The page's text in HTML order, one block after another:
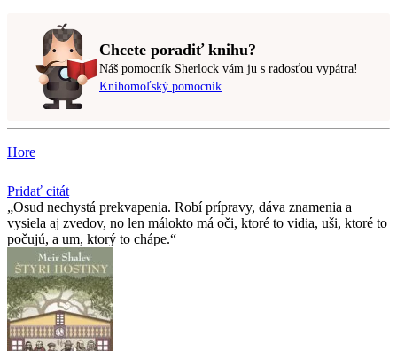
Chcete poradiť knihu?
Náš pomocník Sherlock vám ju s radosťou vypátra!
Knihomoľský pomocník
Hore
Pridať citát
Osud nechystá prekvapenia. Robí prípravy, dáva znamenia a
vysiela aj zvedov, no len málokto má oči, ktoré to vidia, uši, ktoré to
počujú, a um, ktorý to chápe.